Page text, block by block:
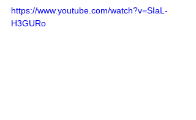
https://www.youtube.com/watch?v=SIaL-
H3GURo